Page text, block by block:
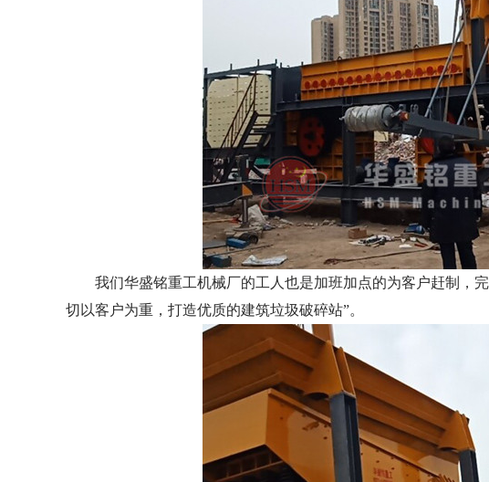
我们华盛铭重工机械厂的工人也是加班加点的为客户赶制，
切以客户为重，打造优质的建筑垃圾破碎站”。